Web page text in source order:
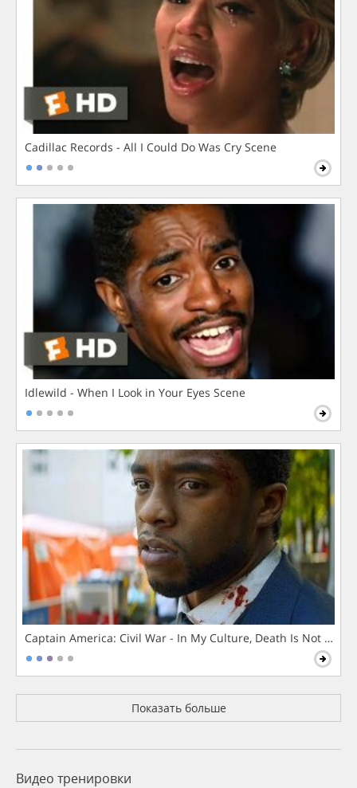
Cadillac Records - All I Could Do Was Cry Scene
Idlewild - When I Look in Your Eyes Scene
Captain America: Civil War - In My Culture, Death Is Not The
Показать больше
Видео тренировки